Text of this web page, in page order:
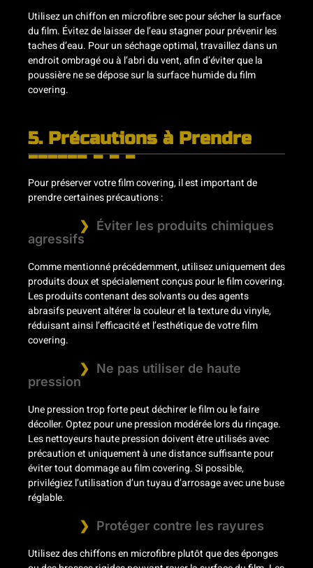
Utilisez un chiffon en microfibre sec pour sécher la surface
du film. Évitez de laisser de l’eau stagner pour prévenir les
taches d’eau. Pour un séchage optimal, travaillez dans un
endroit ombragé ou à l’abri du vent, afin d’éviter que la
poussière ne se dépose sur la surface humide du film
covering.
5. Précautions à Prendre
Pour préserver votre film covering, il est important de
prendre certaines précautions :
Éviter les produits chimiques
agressifs
Comme mentionné précédemment, utilisez uniquement des
produits doux et spécialement conçus pour le film covering.
Les produits contenant des solvants ou des agents
abrasifs peuvent altérer la couleur et la texture du vinyle,
réduisant ainsi l’efficacité et l’esthétique de votre film
covering.
Ne pas utiliser de haute
pression
Une pression trop forte peut déchirer le film ou le faire
décoller. Optez pour une pression modérée lors du rinçage.
Les nettoyeurs haute pression doivent être utilisés avec
précaution et uniquement à une distance suffisante pour
éviter tout dommage au film covering. Si possible,
privilégiez l’utilisation d’un tuyau d’arrosage avec une buse
réglable.
Protéger contre les rayures
Utilisez des chiffons en microfibre plutôt que des éponges